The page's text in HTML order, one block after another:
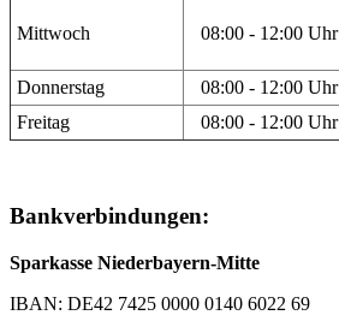
Mittwoch 08:00 - 12:00 Uhr
Donnerstag 08:00 - 12:00 Uhr
Freitag
08:00 - 12:00 Uhr
Bankverbindungen:
Sparkasse Niederbayern-Mitte
IBAN: DE42 7425 0000 0140 6022 69